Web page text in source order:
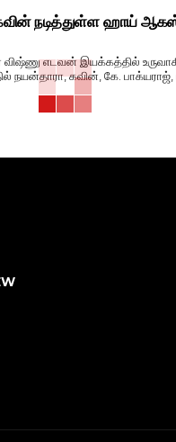
நடித்துள்ள ஹாய்
விஷ்ணு எடவன் இயக்கத்தில்
நயன்தாரா, கவின், கே. பாக்யராஜ்,